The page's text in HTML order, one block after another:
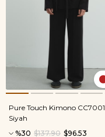
Pure Touch Kimono CC7001
Siyah
%30
$96.53
$137.90